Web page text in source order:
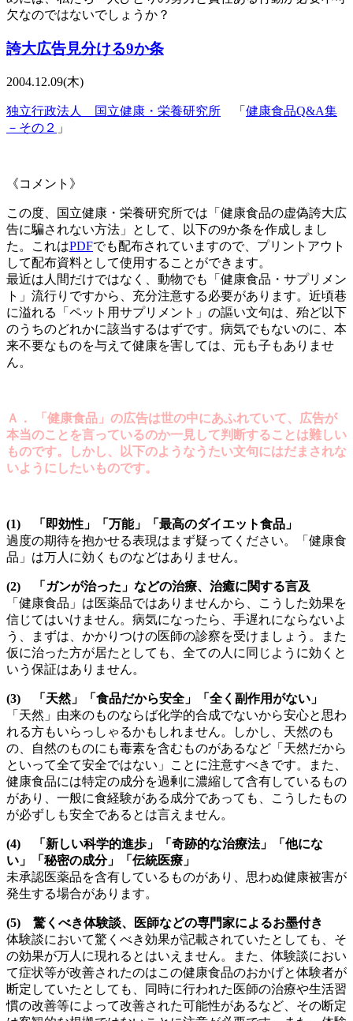
欠なのではないでしょうか？
誇大広告見分ける9か条
2004.12.09(木)
独立行政法人 国立健康・栄養研究所 「 健康食品Q&A集
－その２ 」
《コメント》
この度、国立健康・栄養研究所では「健康食品の虚偽誇大広
告に騙されない方法」として、以下の9か条を作成しまし
た。これはPDFでも配布されていますので、プリントアウト
して配布資料として使用することができます。
最近は人間だけではなく、動物でも「健康食品・サプリメン
ト」流行りですから、充分注意する必要があります。近頃巷
に溢れる「ペット用サプリメント」の謳い文句は、殆ど以下
のうちのどれかに該当するはずです。病気でもないのに、本
来不要なものを与えて健康を害しては、元も子もありませ
ん。
Ａ． 「健康食品」の広告は世の中にあふれていて、広告が
本当のことを言っているのか一見して判断することは難しい
ものです。しかし、以下のようなうたい文句にはだまされな
いようにしたいものです。
(1) 「即効性」「万能」「最高のダイエット食品」
過度の期待を抱かせる表現はまず疑ってください。「健康食
品」は万人に効くものなどはありません。
(2) 「ガンが治った」などの治療、治癒に関する言及
「健康食品」は医薬品ではありませんから、こうした効果を
信じてはいけません。病気になったら、手遅れにならないよ
う、まずは、かかりつけの医師の診察を受けましょう。また
仮に治った方が居たとしても、全ての人に同じように効くと
いう保証はありません。
(3) 「天然」「食品だから安全」「全く副作用がない」
「天然」由来のものならば化学的合成でないから安心と思わ
れる方もいらっしゃるかもしれません。しかし、天然のも
の、自然のものにも毒素を含むものがあるなど「天然だから
といって全て安全ではない」ことに注意すべきです。また、
健康食品には特定の成分を過剰に濃縮して含有しているもの
があり、一般に食経験がある成分であっても、こうしたもの
が必ずしも安全であるとは言えません。
(4) 「新しい科学的進歩」「奇跡的な治療法」「他にな
い」「秘密の成分」「伝統医療」
未承認医薬品を含有しているものがあり、思わぬ健康被害が
発生する場合があります。
(5) 驚くべき体験談、医師などの専門家によるお墨付き
体験談において驚くべき効果が記載されていたとしても、そ
の効果が万人に現れるとはいえません。また、体験談におい
て症状等が改善されたのはこの健康食品のおかげと体験者が
断定していたとしても、同時に行われた医師の治療や生活習
慣の改善等によって改善された可能性があるなど、その断定